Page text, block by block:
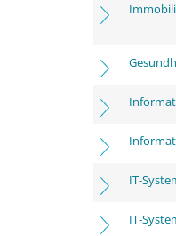
IT-
IT-